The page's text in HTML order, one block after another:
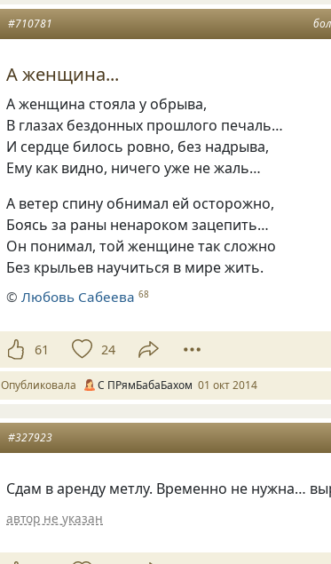
#710781
А женщина...
А женщина стояла у обрыва,
В глазах бездонных прошлого печаль…
И сердце билось ровно, без надрыва,
Ему как видно, ничего уже не жаль…
А ветер спину обнимал ей осторожно,
Боясь за раны ненароком зацепить…
Он понимал, той женщине так сложно
Без крыльев научиться в мире жить.
©Любовь Сабеева 68
61 24
Опубликовала С ПРямБабаБахом 01 окт 2014
#327923
Сдам в аренду метлу. Временно не нужна…
автор не указан